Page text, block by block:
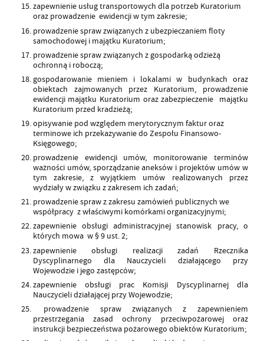
zapewnienie usług transportowych dla potrzeb Kuratorium
oraz prowadzenie ewidencji w tym zakresie;
prowadzenie spraw związanych z ubezpieczaniem floty
samochodowej i majątku Kuratorium;
prowadzenie spraw związanych z gospodarką odzieżą
ochronną i roboczą;
gospodarowanie mieniem i lokalami w budynkach oraz
obiektach zajmowanych przez Kuratorium, prowadzenie
ewidencji majątku Kuratorium oraz zabezpieczenie majątku
Kuratorium przed kradzieżą;
opisywanie pod względem merytorycznym faktur oraz
terminowe ich przekazywanie do Zespołu Finansowo-
Księgowego;
prowadzenie ewidencji umów, monitorowanie terminów
ważności umów, sporządzanie aneksów i projektów umów w
tym zakresie, z wyjątkiem umów realizowanych przez
wydziały w związku z zakresem ich zadań;
prowadzenie spraw z zakresu zamówień publicznych we
współpracy z właściwymi komórkami organizacyjnymi;
zapewnienie obsługi administracyjnej stanowisk pracy, o
których mowa w § 9 ust. 2;
zapewnienie obsługi realizacji zadań Rzecznika
Dyscyplinarnego dla Nauczycieli działającego przy
Wojewodzie i jego zastępców;
zapewnienie obsługi prac Komisji Dyscyplinarnej dla
Nauczycieli działającej przy Wojewodzie;
prowadzenie spraw związanych z zapewnieniem
przestrzegania zasad ochrony przeciwpożarowej oraz
instrukcji bezpieczeństwa pożarowego obiektów Kuratorium;